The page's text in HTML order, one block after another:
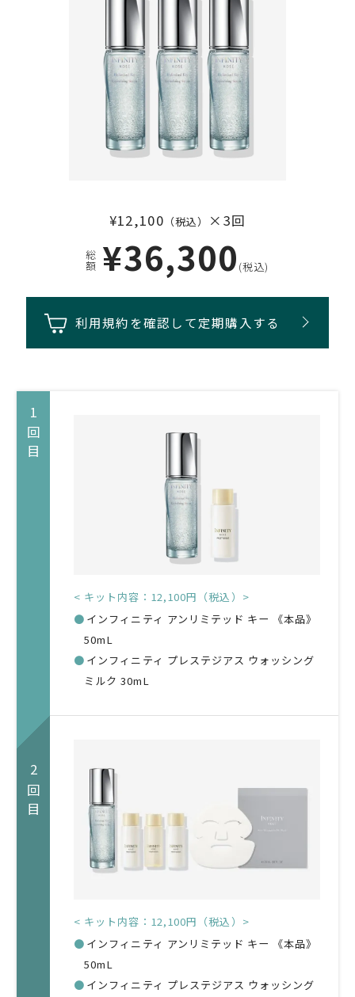
¥12,100 （税込） ×3回
総額 ¥36,300 (税込)
利用規約を確認して定期購入する
1回目
< キット内容：12,100円（税込）>
● インフィニティ アンリミテッド キー 《本品》
50mL
● インフィニティ プレステジアス ウォッシング
ミルク 30mL
2回目
< キット内容：12,100円（税込）>
● インフィニティ アンリミテッド キー 《本品》
50mL
● インフィニティ プレステジアス ウォッシング